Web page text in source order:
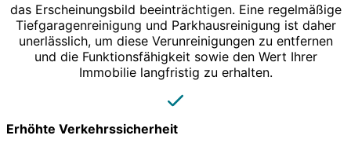
das Erscheinungsbild beeinträchtigen. Eine regelmäßige
Tiefgaragenreinigung und Parkhausreinigung ist daher
unerlässlich, um diese Verunreinigungen zu entfernen
und die Funktionsfähigkeit sowie den Wert Ihrer
Immobilie langfristig zu erhalten.
Erhöhte Verkehrssicherheit